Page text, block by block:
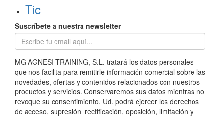
Tic
Suscríbete a nuestra newsletter
MG AGNESI TRAINING, S.L. tratará los datos personales
que nos facilita para remitirle información comercial sobre las
novedades, ofertas y contenidos relacionados con nuestros
productos y servicios. Conservaremos sus datos mientras no
revoque su consentimiento. Ud. podrá ejercer los derechos
de acceso, supresión, rectificación, oposición, limitación y